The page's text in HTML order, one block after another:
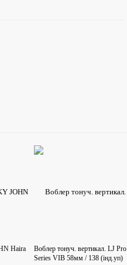
Haira
Воблер тонуч. вертикал. LJ Pro
Series VIB 58мм / 138 (інд.уп)